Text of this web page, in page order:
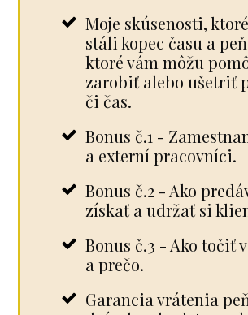
Moje skúsenosti,
stáli kopec času a
ktoré vám môžu
zarobiť alebo ušetriť
či čas.
Bonus č.1 -
a externí pracovníci.
Bonus č.2 - Ako
získať a udržať si
Bonus č.3 - Ako točiť
a prečo.
Garancia vrátenia